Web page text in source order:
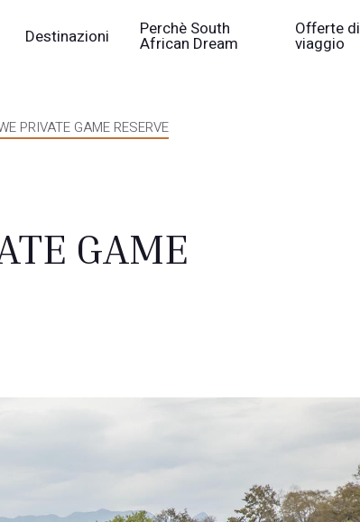
Destinazioni Perchè South
African Dream
Offerte di
viaggio
PRIVATE GAME RESERVE
GAME